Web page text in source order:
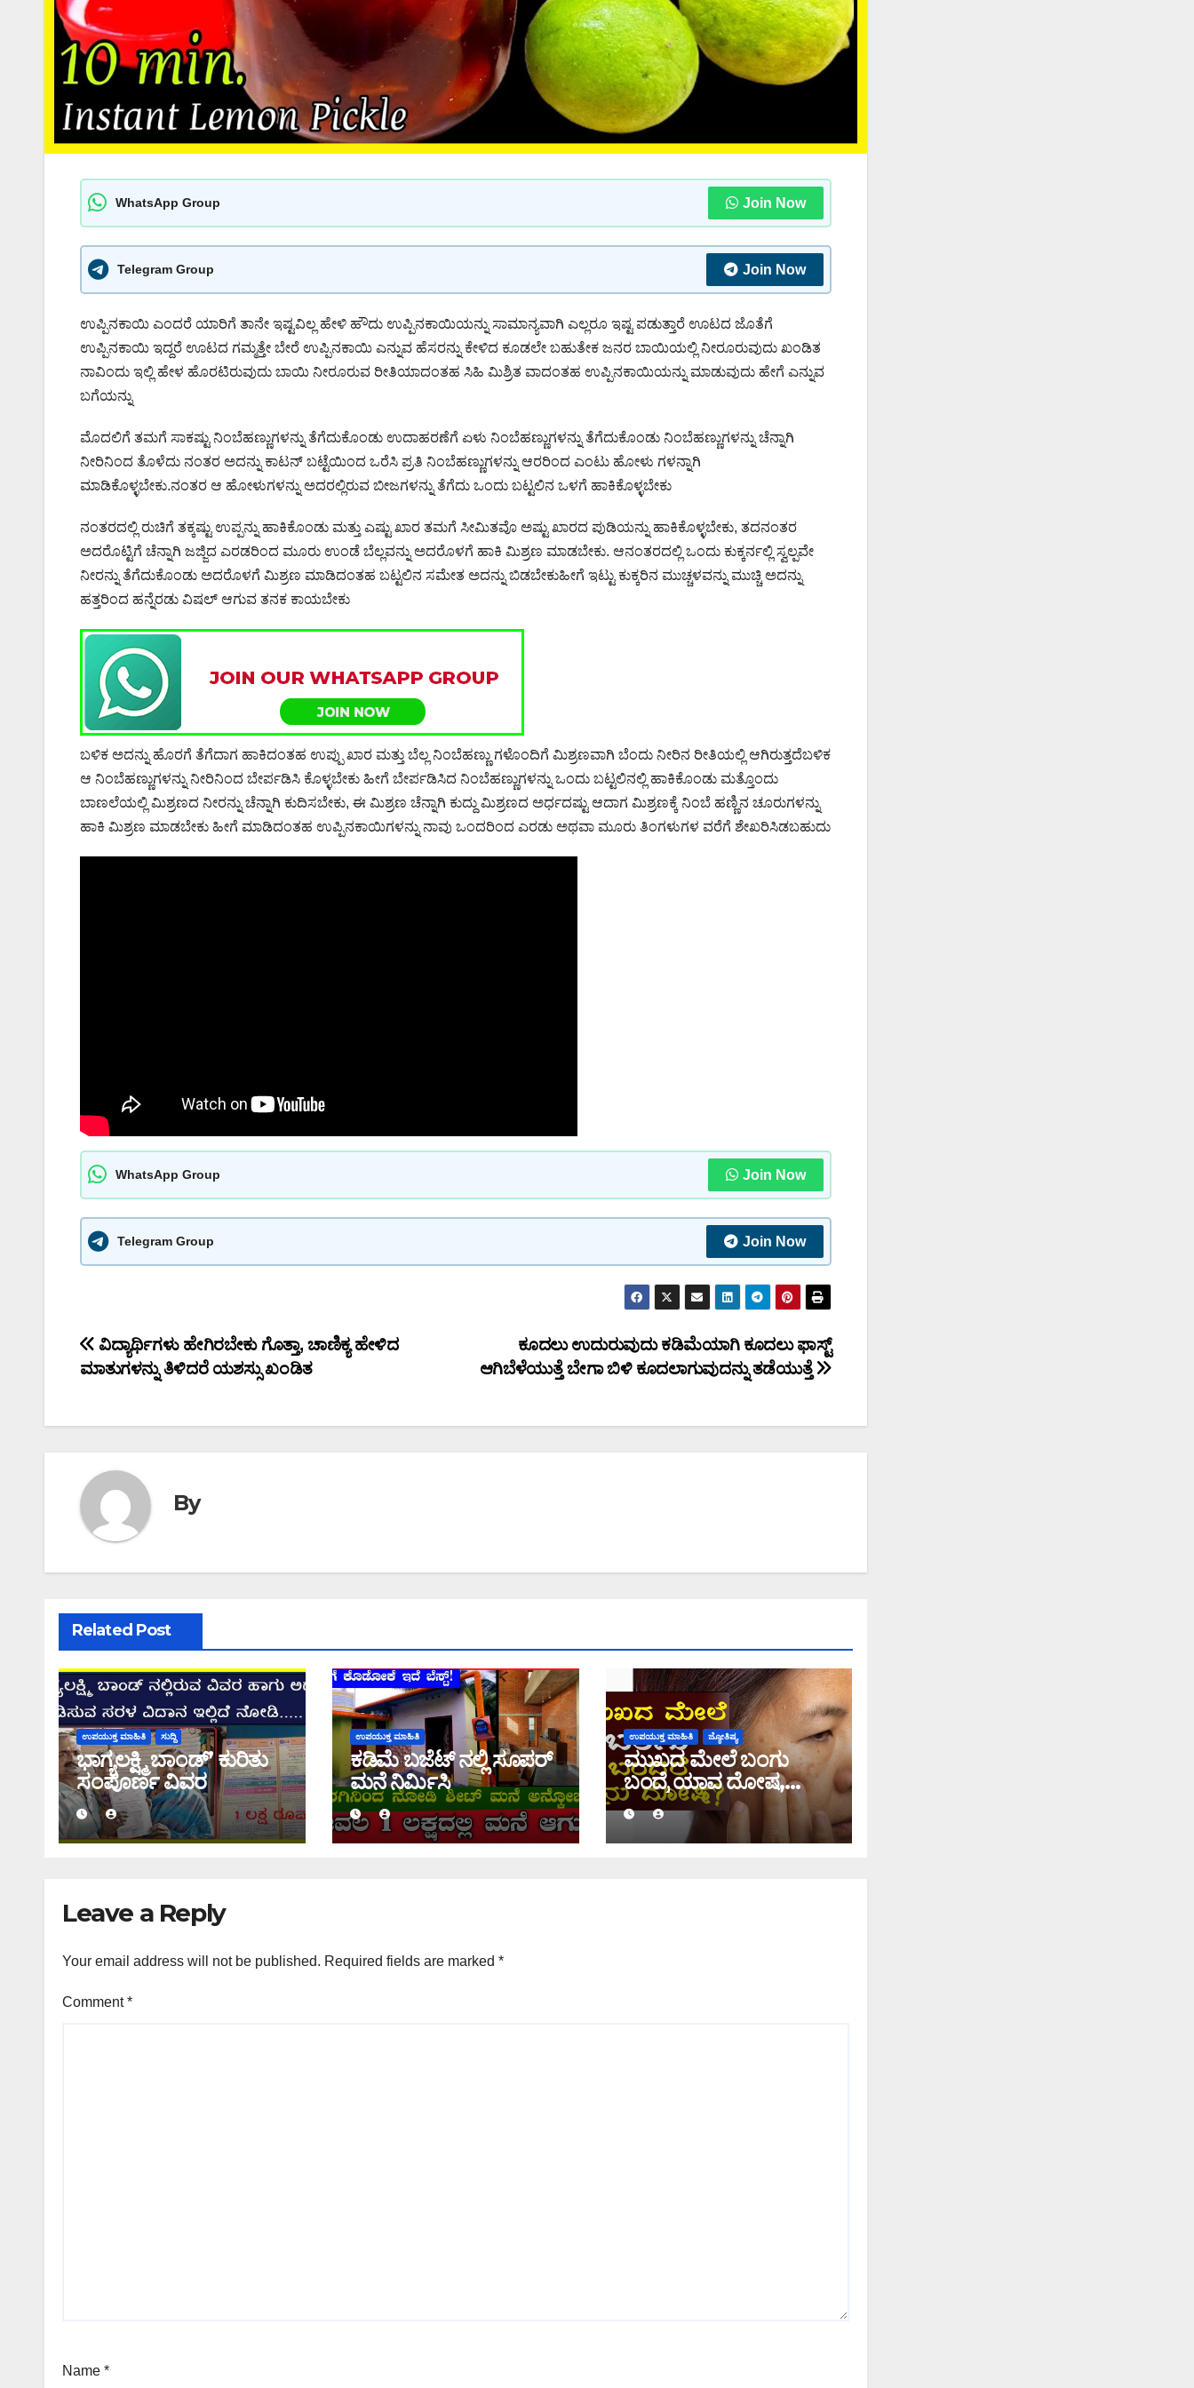
WhatsApp Group Join Now
Telegram Group Join Now
ಉಪ್ಪಿನಕಾಯಿ ಎಂದರೆ ಯಾರಿಗೆ ತಾನೇ ಇಷ್ಟವಿಲ್ಲ ಹೇಳಿ ಹೌದು ಉಪ್ಪಿನಕಾಯಿಯನ್ನು ಸಾಮಾನ್ಯವಾಗಿ ಎಲ್ಲರೂ ಇಷ್ಟ ಪಡುತ್ತಾರೆ ಊಟದ ಜೊತೆಗೆ
ಉಪ್ಪಿನಕಾಯಿ ಇದ್ದರೆ ಊಟದ ಗಮ್ಮತ್ತೇ ಬೇರೆ ಉಪ್ಪಿನಕಾಯಿ ಎನ್ನುವ ಹೆಸರನ್ನು ಕೇಳಿದ ಕೂಡಲೇ ಬಹುತೇಕ ಜನರ ಬಾಯಿಯಲ್ಲಿ ನೀರೂರುವುದು ಖಂಡಿತ
ನಾವಿಂದು ಇಲ್ಲಿ ಹೇಳ ಹೊರಟಿರುವುದು ಬಾಯಿ ನೀರೂರುವ ರೀತಿಯಾದಂತಹ ಸಿಹಿ ಮಿಶ್ರಿತ ವಾದಂತಹ ಉಪ್ಪಿನಕಾಯಿಯನ್ನು ಮಾಡುವುದು ಹೇಗೆ ಎನ್ನುವ
ಬಗೆಯನ್ನು
ಮೊದಲಿಗೆ ತಮಗೆ ಸಾಕಷ್ಟು ನಿಂಬೆಹಣ್ಣುಗಳನ್ನು ತೆಗೆದುಕೊಂಡು ಉದಾಹರಣೆಗೆ ಏಳು ನಿಂಬೆಹಣ್ಣುಗಳನ್ನು ತೆಗೆದುಕೊಂಡು ನಿಂಬೆಹಣ್ಣುಗಳನ್ನು ಚೆನ್ನಾಗಿ
ನೀರಿನಿಂದ ತೊಳೆದು ನಂತರ ಅದನ್ನು ಕಾಟನ್ ಬಟ್ಟೆಯಿಂದ ಒರೆಸಿ ಪ್ರತಿ ನಿಂಬೆಹಣ್ಣುಗಳನ್ನು ಆರರಿಂದ ಎಂಟು ಹೋಳು ಗಳನ್ನಾಗಿ
ಮಾಡಿಕೊಳ್ಳಬೇಕು.ನಂತರ ಆ ಹೋಳುಗಳನ್ನು ಅದರಲ್ಲಿರುವ ಬೀಜಗಳನ್ನು ತೆಗೆದು ಒಂದು ಬಟ್ಟಲಿನ ಒಳಗೆ ಹಾಕಿಕೊಳ್ಳಬೇಕು
ನಂತರದಲ್ಲಿ ರುಚಿಗೆ ತಕ್ಕಷ್ಟು ಉಪ್ಪನ್ನು ಹಾಕಿಕೊಂಡು ಮತ್ತು ಎಷ್ಟು ಖಾರ ತಮಗೆ ಸೀಮಿತವೊ ಅಷ್ಟು ಖಾರದ ಪುಡಿಯನ್ನು ಹಾಕಿಕೊಳ್ಳಬೇಕು, ತದನಂತರ
ಅದರೊಟ್ಟಿಗೆ ಚೆನ್ನಾಗಿ ಜಜ್ಜಿದ ಎರಡರಿಂದ ಮೂರು ಉಂಡೆ ಬೆಲ್ಲವನ್ನು ಅದರೊಳಗೆ ಹಾಕಿ ಮಿಶ್ರಣ ಮಾಡಬೇಕು. ಆನಂತರದಲ್ಲಿ ಒಂದು ಕುಕ್ಕರ್ನಲ್ಲಿ ಸ್ವಲ್ಪವೇ
ನೀರನ್ನು ತೆಗೆದುಕೊಂಡು ಅದರೊಳಗೆ ಮಿಶ್ರಣ ಮಾಡಿದಂತಹ ಬಟ್ಟಲಿನ ಸಮೇತ ಅದನ್ನು ಬಿಡಬೇಕುಹೀಗೆ ಇಟ್ಟು ಕುಕ್ಕರಿನ ಮುಚ್ಚಳವನ್ನು ಮುಚ್ಚಿ ಅದನ್ನು
ಹತ್ತರಿಂದ ಹನ್ನೆರಡು ವಿಷಲ್ ಆಗುವ ತನಕ ಕಾಯಬೇಕು
ಬಳಿಕ ಅದನ್ನು ಹೊರಗೆ ತೆಗೆದಾಗ ಹಾಕಿದಂತಹ ಉಪ್ಪು ಖಾರ ಮತ್ತು ಬೆಲ್ಲ ನಿಂಬೆಹಣ್ಣು ಗಳೊಂದಿಗೆ ಮಿಶ್ರಣವಾಗಿ ಬೆಂದು ನೀರಿನ ರೀತಿಯಲ್ಲಿ ಆಗಿರುತ್ತದೆಬಳಿಕ
ಆ ನಿಂಬೆಹಣ್ಣುಗಳನ್ನು ನೀರಿನಿಂದ ಬೇರ್ಪಡಿಸಿ ಕೊಳ್ಳಬೇಕು ಹೀಗೆ ಬೇರ್ಪಡಿಸಿದ ನಿಂಬೆಹಣ್ಣುಗಳನ್ನು ಒಂದು ಬಟ್ಟಲಿನಲ್ಲಿ ಹಾಕಿಕೊಂಡು ಮತ್ತೊಂದು
ಬಾಣಲೆಯಲ್ಲಿ ಮಿಶ್ರಣದ ನೀರನ್ನು ಚೆನ್ನಾಗಿ ಕುದಿಸಬೇಕು, ಈ ಮಿಶ್ರಣ ಚೆನ್ನಾಗಿ ಕುದ್ದು ಮಿಶ್ರಣದ ಅರ್ಧದಷ್ಟು ಆದಾಗ ಮಿಶ್ರಣಕ್ಕೆ ನಿಂಬೆ ಹಣ್ಣಿನ ಚೂರುಗಳನ್ನು
ಹಾಕಿ ಮಿಶ್ರಣ ಮಾಡಬೇಕು ಹೀಗೆ ಮಾಡಿದಂತಹ ಉಪ್ಪಿನಕಾಯಿಗಳನ್ನು ನಾವು ಒಂದರಿಂದ ಎರಡು ಅಥವಾ ಮೂರು ತಿಂಗಳುಗಳ ವರೆಗೆ ಶೇಖರಿಸಿಡಬಹುದು
WhatsApp Group Join Now
Telegram Group Join Now
Post
navigation
ಕೂದಲು ಉದುರುವುದು ಕಡಿಮೆಯಾಗಿ ಕೂದಲು ಫಾಸ್ಟ್
ಆಗಿಬೆಳೆಯುತ್ತೆ ಬೇಗಾ ಬಿಳಿ ಕೂದಲಾಗುವುದನ್ನು ತಡೆಯುತ್ತೆ
ವಿದ್ಯಾರ್ಥಿಗಳು ಹೇಗಿರಬೇಕು ಗೊತ್ತಾ, ಚಾಣಿಕ್ಯ ಹೇಳಿದ
ಮಾತುಗಳನ್ನು ತಿಳಿದರೆ ಯಶಸ್ಸು ಖಂಡಿತ
By
Related Post
ಉಪಯುಕ್ತ ಮಾಹಿತಿ ಸುದ್ದಿ
ಭಾಗ್ಯಲಕ್ಷ್ಮಿ ಬಾಂಡ್’ ಕುರಿತು
ಸಂಪೂರ್ಣ ವಿವರ
ಉಪಯುಕ್ತ ಮಾಹಿತಿ
ಕಡಿಮೆ ಬಜೆಟ್ ನಲ್ಲಿ ಸೂಪರ್
ಮನೆ ನಿರ್ಮಿಸಿ
ಉಪಯುಕ್ತ ಮಾಹಿತಿ ಜ್ಯೋತಿಷ್ಯ
ಮುಖದ ಮೇಲೆ ಬಂಗು
ಬಂದ್ರೆ ಯಾವ ದೋಷ,
ತಿಳಿಯಿರಿ
Leave a Reply
Your email address will not be published. Required fields are marked *
Comment*
Name *